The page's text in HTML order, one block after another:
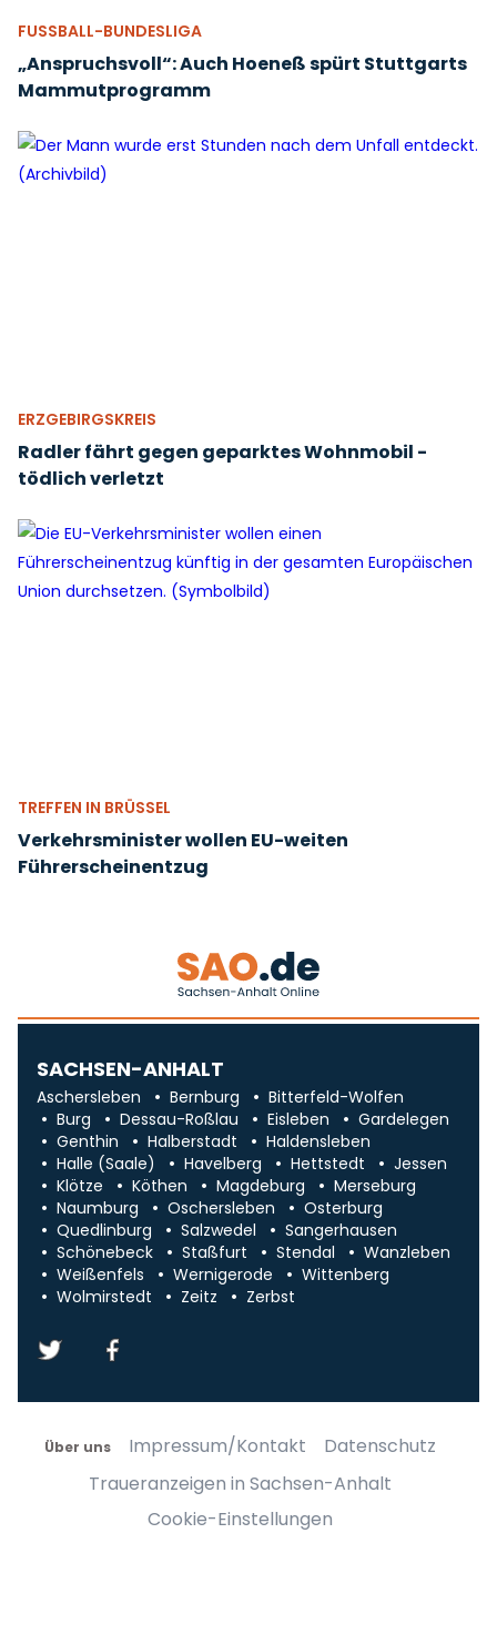
FUSSBALL-BUNDESLIGA
„Anspruchsvoll“: Auch Hoeneß spürt Stuttgarts
Mammutprogramm
ERZGEBIRGSKREIS
Radler fährt gegen geparktes Wohnmobil -
tödlich verletzt
TREFFEN IN BRÜSSEL
Verkehrsminister wollen EU-weiten
Führerscheinentzug
SACHSEN-ANHALT
Aschersleben Bernburg
Bitterfeld-Wolfen
Burg
Dessau-Roßlau Eisleben
Gardelegen
Genthin
Halberstadt
Haldensleben
Halle (Saale)
Havelberg Hettstedt
Jessen
Klötze
Köthen Magdeburg
Merseburg
Naumburg
Oschersleben
Osterburg
Quedlinburg
Salzwedel
Sangerhausen
Schönebeck
Staßfurt Stendal
Wanzleben
Weißenfels
Wernigerode
Wittenberg
Wolmirstedt
Zeitz Zerbst
Über uns Impressum/Kontakt
Datenschutz
Traueranzeigen in Sachsen-Anhalt
Cookie-Einstellungen